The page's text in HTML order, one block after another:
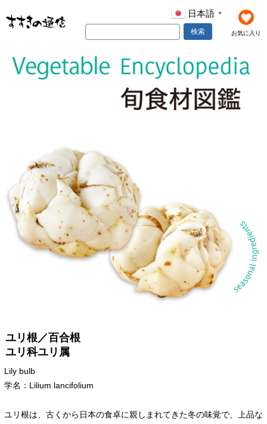
お気に入り
日本語 ▼
検索
ユリ根／百合根
ユリ科ユリ属
Lily bulb
学名：Lilium lancifolium
ユリ根は、古くから日本の食卓に親しまれてきた冬の味覚で、上品な